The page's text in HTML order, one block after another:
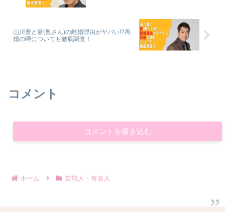
山川豊と妻(奥さん)の離婚理由がヤバい!?再
婚の噂についても徹底調査！
コメント
コメントを書き込む
ホーム 芸能人・有名人